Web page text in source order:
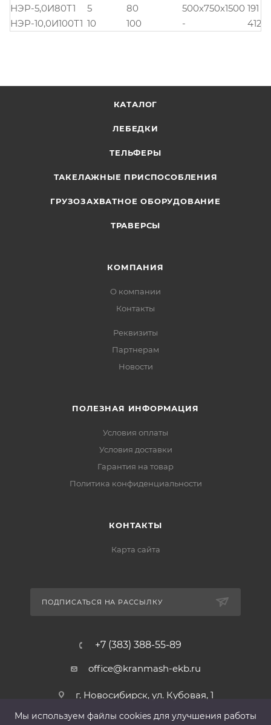
НЭР-5,0И80Т1
5 80 500х750х1500 191
НЭР-10,0И100Т1 10 100 - 412
КАТАЛОГ
ЛЕБЕДКИ
ТЕЛЬФЕРЫ
ТАКЕЛАЖНЫЕ ПРИСПОСОБЛЕНИЯ
ГРУЗОЗАХВАТНОЕ ОБОРУДОВАНИЕ
ТРАВЕРСЫ
КОМПАНИЯ
О компании
Контакты
Реквизиты
Партнерам
Новости
ПОЛЕЗНАЯ ИНФОРМАЦИЯ
Условия оплаты
Условия доставки
Гарантия на товар
Политика конфиденциальности
КОНТАКТЫ
Карта сайта
ПОДПИСАТЬСЯ НА РАССЫЛКУ
+7 (383) 388-55-89
office@kranmash-ekb.ru
г. Новосибирск, ул. Кубовая, 1
Мы используем файлы cооkies для улучшения работы